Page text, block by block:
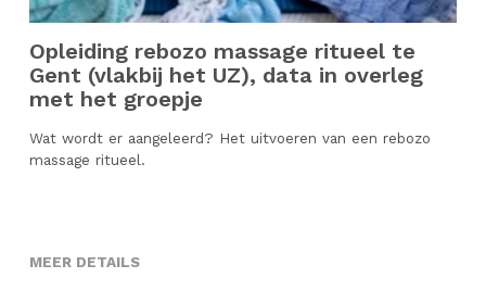
4 handen massage
Massage aan huis
Babymassage
Traject rust en ruimte
Birth chart kind
Opleiding rebozo massage ritueel te
Gent (vlakbij het UZ), data in overleg
met het groepje
Wat wordt er aangeleerd? Het uitvoeren van een rebozo
massage ritueel.
MEER DETAILS